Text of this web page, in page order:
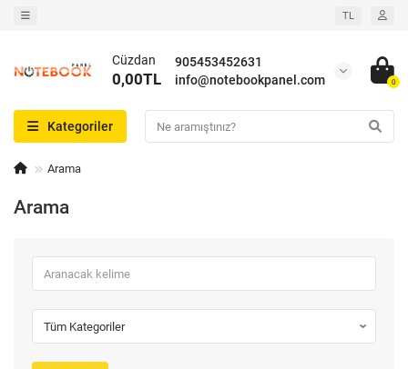
TL
905453452631
info@notebookpanel.com
Cüzdan
0,00TL 0
Kategoriler
Arama
Arama